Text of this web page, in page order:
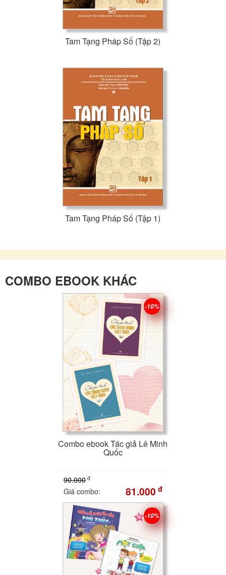
Tam Tạng Pháp Số (Tập 2)
Tam Tạng Pháp Số (Tập 1)
COMBO EBOOK KHÁC
Combo ebook Tác giả Lê Minh
Quốc
90.000 đ
Giá combo: 81.000 đ
-10%
-10%